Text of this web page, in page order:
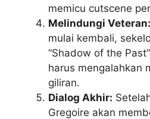
memicu cutscene
Melindungi Veteran:
mulai kembali,
“Shadow of the
harus mengalahkan
giliran.
Dialog Akhir:
Gregoire akan